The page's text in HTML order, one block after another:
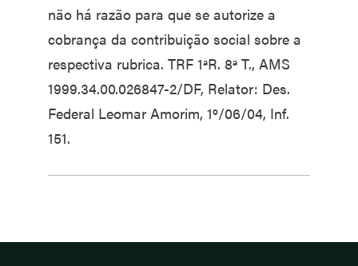
não há razão para que se autorize a
cobrança da contribuição social sobre a
respectiva rubrica. TRF 1ªR. 8ª T., AMS
1999.34.00.026847-2/DF, Relator: Des.
Federal Leomar Amorim, 1º/06/04, Inf.
151.